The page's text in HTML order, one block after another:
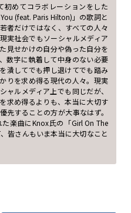
初めてコラボレーションをした
(feat. Paris Hilton)」の歌詞と
者だけではなく、すべての人々
実社会でもソーシャルメディア
見せかけの自分や偽った自分を
数字に執着して中身のない必要
潰してでも押し退けてでも踏み
りを求め得る現代の人々。現実
ャルメディア上でも同じだが、
求め得るよりも、本当に大切す
先することの方が大事なはず。
楽曲にKnox氏の「Girl On The
皆さんもいま本当に大切なこと